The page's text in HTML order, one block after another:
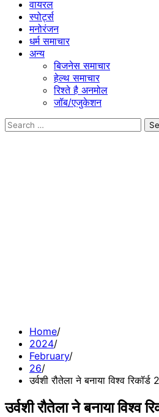
वायरल
स्पोर्ट्स
मनोरंजन
धर्म समाचार
अन्य
बिजनेस समाचार
हेल्थ समाचार
रिश्ते है अनमोल
जॉब/एजुकेशन
Search
Home
2024
February
26
उर्वशी रौतेला ने बनाया विश्व
उर्वशी रौतेला ने बनाया